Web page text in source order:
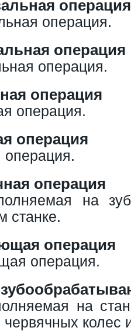
операция
операция.
операция
операция.
операция
операция.
операция
операция.
операция
на
станке.
операция
операция.
на
червячных колес